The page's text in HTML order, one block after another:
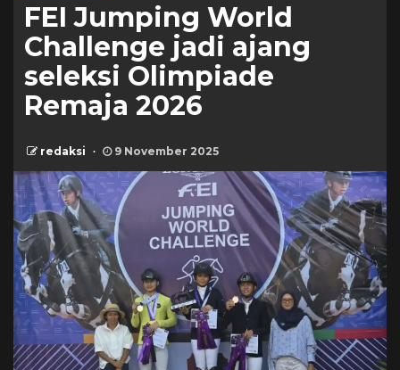
FEI Jumping World
Challenge jadi ajang
seleksi Olimpiade
Remaja 2026
redaksi 9 November 2025